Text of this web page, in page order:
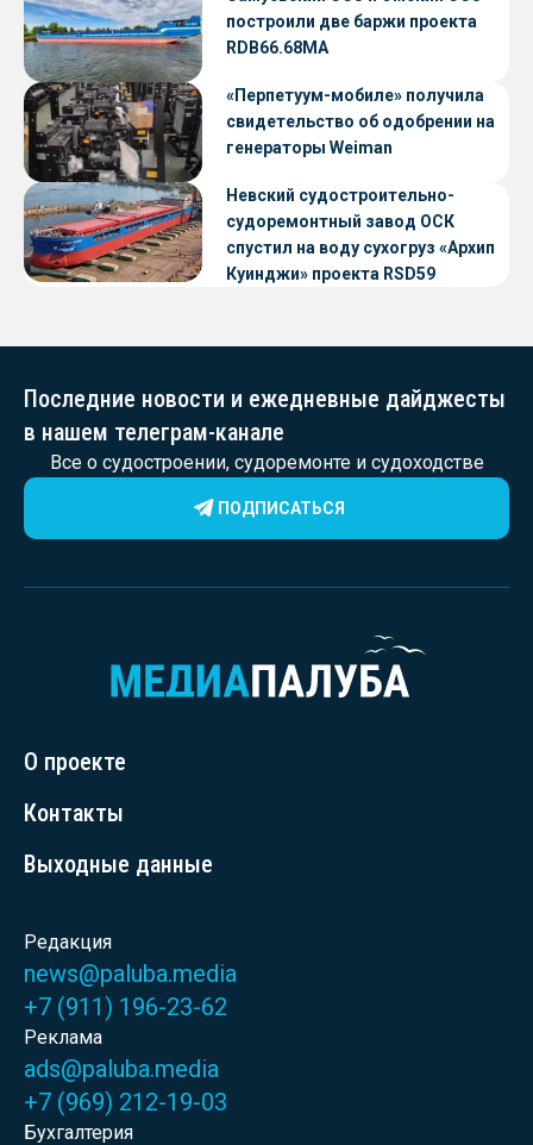
построили две баржи проекта
RDB66.68МА
«Перпетуум-мобиле» получила
свидетельство об одобрении на
генераторы Weiman
Невский судостроительно-
судоремонтный завод ОСК
спустил на воду сухогруз «Архип
Куинджи» проекта RSD59
Последние новости и ежедневные дайджесты
в нашем телеграм-канале
Все о судостроении, судоремонте и судоходстве
ПОДПИСАТЬСЯ
О проекте
Контакты
Выходные данные
Редакция
news@paluba.media
+7 (911) 196-23-62
Реклама
ads@paluba.media
+7 (969) 212-19-03
Бухгалтерия